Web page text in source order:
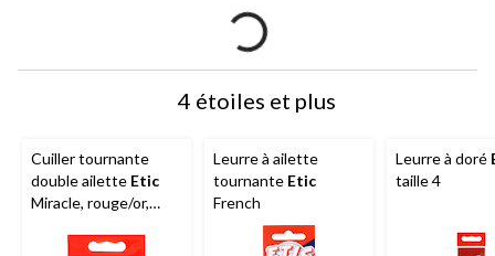
4 étoiles et plus
Cuiller tournante
double ailette Etic
Miracle, rouge/or,
Leurre à ailette
tournante Etic
French
Leurre à doré
taille 4